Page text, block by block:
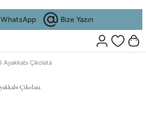
WhatsApp Bize Yazın
KURUMSAL
Hikayemiz
Koleksiyonlar
Kadın Parfüm
Fatima Beauty
Gül suyu
Fatima Home
Oda Kokusu
KURUMSAL
Hikayemiz
Koleksiyonlar
Kadın Parfüm
Fatima Beauty
Gül suyu
Fatima Home
Oda Kokusu
Ayakkabı Çikolata